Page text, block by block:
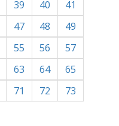
39 40
41
47 48
49
55 56
57
63 64
65
71 72
73